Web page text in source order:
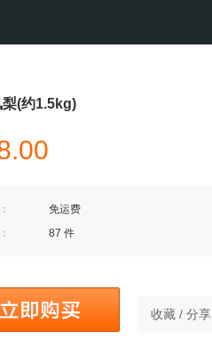
(约1.5kg)
免运费
87 件
收藏 / 分享